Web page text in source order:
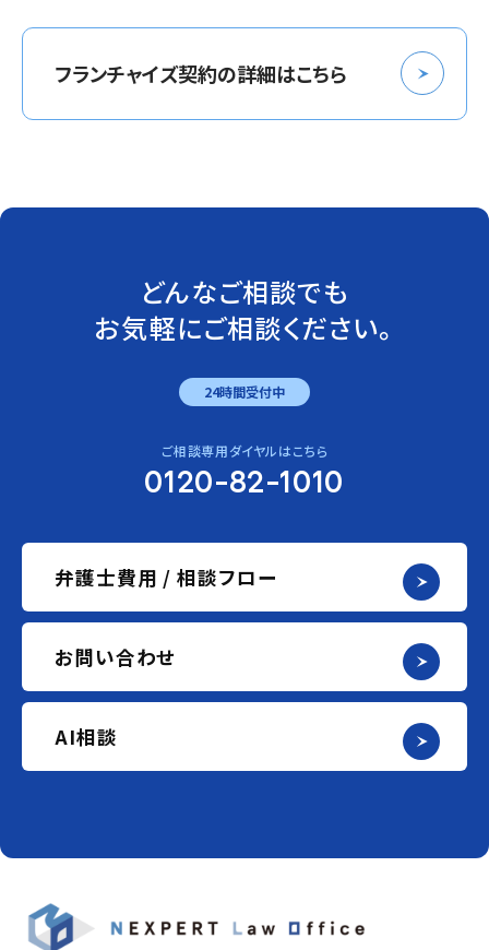
フランチャイズ契約の詳細はこちら
どんなご相談でも
お気軽にご相談ください。
24時間受付中
ご相談専用ダイヤルはこちら
0120-82-1010
弁護士費用 / 相談フロー
お問い合わせ
AI相談